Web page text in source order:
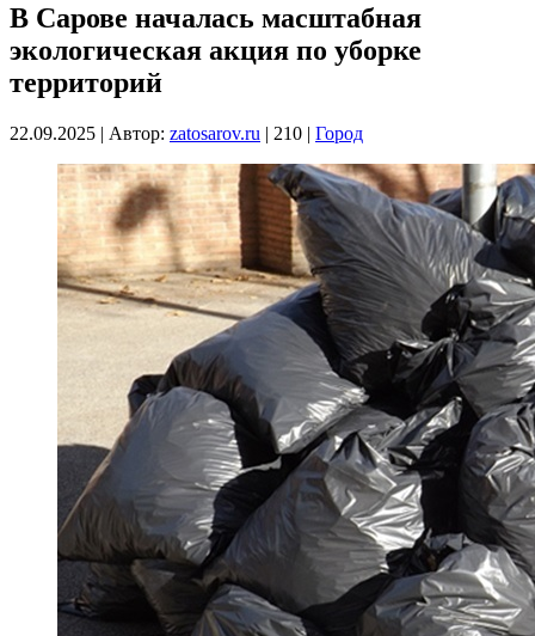
В Сарове началась масштабная
экологическая акция по уборке
территорий
22.09.2025 | Автор: zatosarov.ru | 210 | Город